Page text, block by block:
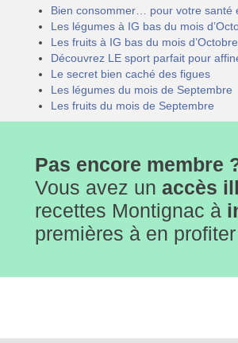
Bien consommer… pour votre santé
Les légumes à IG bas du mois
Les fruits à IG bas du mois d’Octobre
Découvrez LE sport parfait pour
Le secret bien caché des figues
Les légumes du mois de Septembre
Les fruits du mois de Septembre
Pas encore membre
Vous avez un accès
recettes Montignac à
premières à en